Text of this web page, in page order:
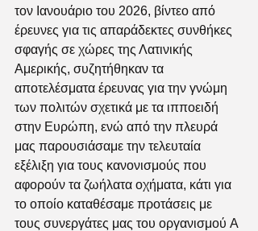
τον Ιανουάριο του 2026, βίντεο από
έρευνες για τις απαράδεκτες συνθήκες
σφαγής σε χώρες της Λατινικής
Αμερικής, συζητήθηκαν τα
αποτελέσματα έρευνας για την γνώμη
των πολιτών σχετικά με τα ιπποειδή
στην Ευρώπη, ενώ από την πλευρά
μας παρουσιάσαμε την τελευταία
εξέλιξη για τους κανονισμούς που
αφορούν τα ζωήλατα οχήματα, κάτι για
το οποίο καταθέσαμε προτάσεις με
τους συνεργάτες μας του οργανισμού A